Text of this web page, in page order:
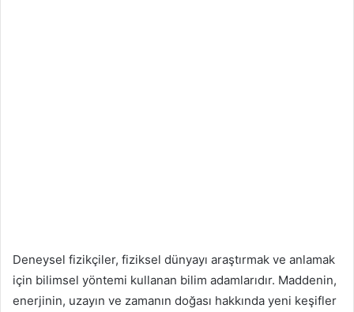
Deneysel fizikçiler, fiziksel dünyayı araştırmak ve anlamak
için bilimsel yöntemi kullanan bilim adamlarıdır. Maddenin,
enerjinin, uzayın ve zamanın doğası hakkında yeni keşifler